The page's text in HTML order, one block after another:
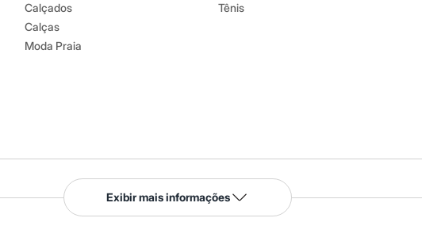
Calçados
Calças
Moda Praia
Tênis
Serviços
Tipos de serviços
Exibir mais informações